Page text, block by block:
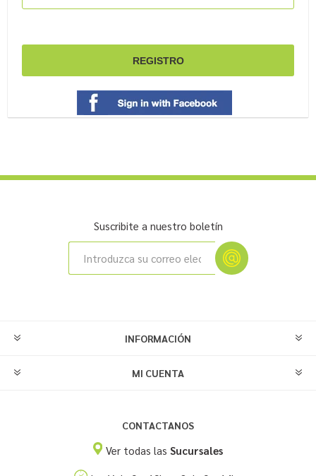
Suscribite a nuestro boletín
INFORMACIÓN
MI CUENTA
CONTACTANOS
Ver todas lasSucursales